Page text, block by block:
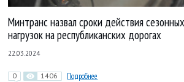
Минтранс назвал сроки действия
нагрузок на республиканских дорогах
22.03.2024
0 1406 Подробнее